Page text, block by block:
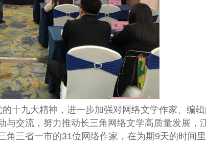
十九大精神，进一步加强对网络文学作家、编
交流，努力推动长三角网络文学高质量发展，
角三省一市的31位网络作家，在为期9天的时间